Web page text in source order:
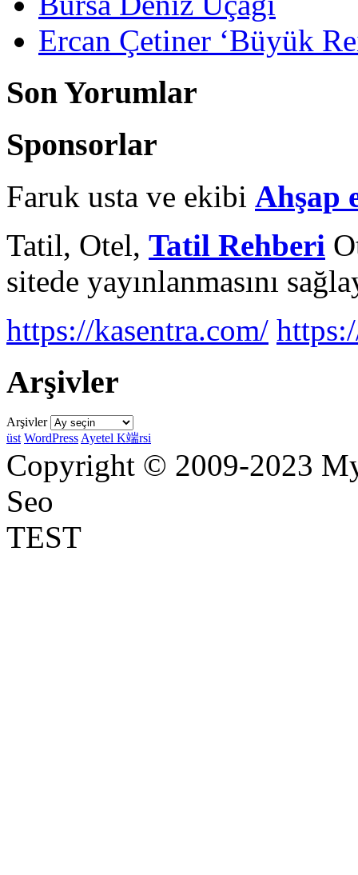
Ercan Çetiner ‘Büyük
Son Yorumlar
Sponsorlar
Faruk usta ve ekibi Ahşap
Tatil, Otel, Tatil Rehberi
sitede yayınlanmasını
https://kasentra.com/
Arşivler
Arşivler
üst WordPressAyetel K端rsi
Copyright © 2009-2023
Seo
TEST